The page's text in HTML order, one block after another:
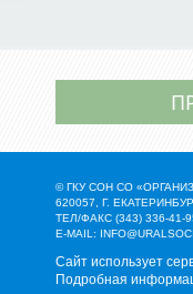
© ГКУ СОН СО
620057, Г.
ТЕЛ/ФАКС (343) 336-41-
E-MAIL:
Сайт использует
Подробная